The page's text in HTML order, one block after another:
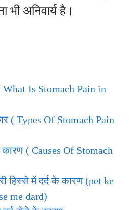
अनिवार्य है।
What Is Stomach Pain in
( Types Of Stomach Pain
कारण ( Causes Of Stomach
हिस्से में दर्द के कारण (pet ke
me dard)